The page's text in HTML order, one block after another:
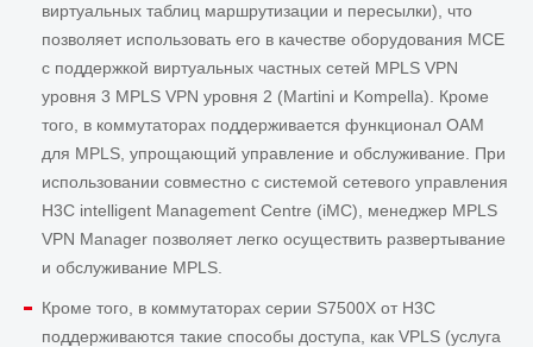
виртуальных таблиц маршрутизации и пересылки), что
позволяет использовать его в качестве оборудования MCE
с поддержкой виртуальных частных сетей MPLS VPN
уровня 3 MPLS VPN уровня 2 (Martini и Kompella). Кроме
того, в коммутаторах поддерживается функционал OAM
для MPLS, упрощающий управление и обслуживание. При
использовании совместно с системой сетевого управления
H3C intelligent Management Centre (iMC), менеджер MPLS
VPN Manager позволяет легко осуществить развертывание
и обслуживание MPLS.
Кроме того, в коммутаторах серии S7500X от H3C
поддерживаются такие способы доступа, как VPLS (услуга